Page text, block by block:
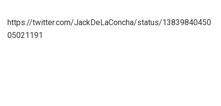
https://twitter.com/JackDeLaConcha/status/13839840450
05021191